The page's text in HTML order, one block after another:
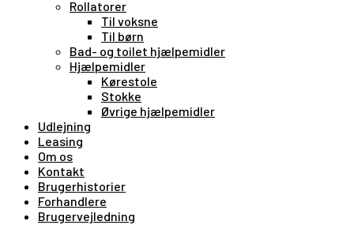
Rollatorer
Til voksne
Til børn
Bad- og toilet hjælpemidler
Hjælpemidler
Kørestole
Stokke
Øvrige hjælpemidler
Udlejning
Leasing
Om os
Kontakt
Brugerhistorier
Forhandlere
Brugervejledning